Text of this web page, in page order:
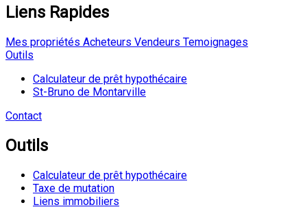
Liens Rapides
Mes propriétés Acheteurs Vendeurs Temoignages
Outils
Calculateur de prêt hypothécaire
St-Bruno de Montarville
Contact
Outils
Calculateur de prêt hypothécaire
Taxe de mutation
Liens immobiliers